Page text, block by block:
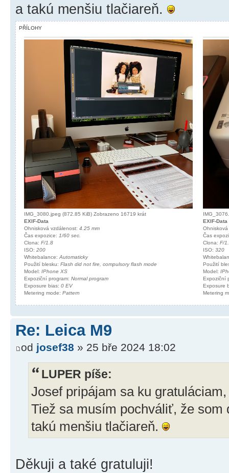
a takú menšiu tlačiareň.
PŘÍLOHY
IMG_3080.jpeg (872.85 KiB) Zobrazeno 16719 krát
EXIF-Data
Ohnisková vzdálenost: 4.25 mm
Čas expozice: 1/60 sec.
Clona: F/1.8
ISO: 200
Whitebalance: Automaticky
Použití blesku: Flash did not fire, compulsory flash mode
Model: IPhone XS
Expoziční program: Normal program
Exposure bias: 0 EV
Metering mode: Pattern
EXIF-Data
Čas
Clona: F/
ISO: 320
Použití
Model:
Expoziční
Exposure
Metering
Re: Leica M9
od josef38 » 25 bře 2024 18:02
LUPER píše:
Josef pripájam sa ku
Tiež sa musím pochváliť, že som
takú menšiu tlačiareň.
Děkuji a také gratuluji!